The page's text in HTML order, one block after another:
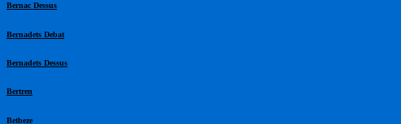
Bernac Dessus
Bernadets Debat
Bernadets Dessus
Bertren
Betbeze